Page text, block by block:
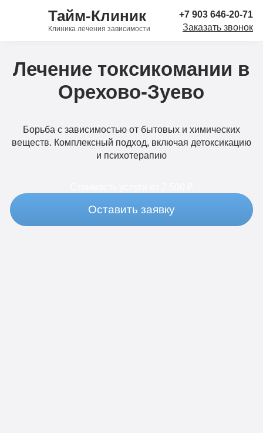
Тайм-Клиник
Клиника лечения зависимости
+7 903 646-20-71
Заказать звонок
Лечение токсикомании в
Орехово-Зуево
Борьба с зависимостью от бытовых и химических
веществ. Комплексный подход, включая детоксикацию
и психотерапию
Оставить заявку